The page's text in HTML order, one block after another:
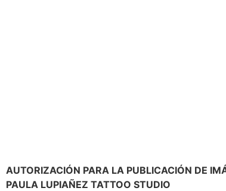
AUTORIZACIÓN PARA LA PUBLICACIÓN DE
PAULA LUPIAÑEZ TATTOO STUDIO